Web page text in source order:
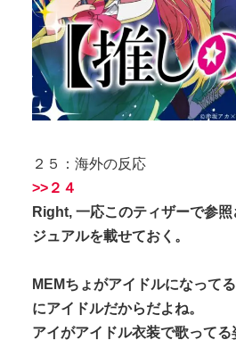
２５：海外の反応
>>２４
Right, 一応このティザーで参
ジュアルを載せておく。
MEMちょがアイドルになって
にアイドルだからだよね。
アイがアイドル衣装で歌って